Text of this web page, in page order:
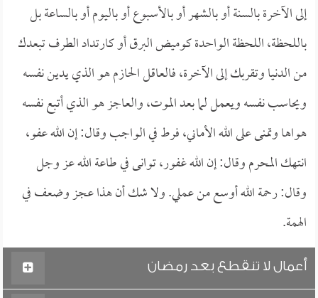
إلى الآخرة بالسنة أو بالشهر أو بالأسبوع أو باليوم أو بالساعة بل
باللحظة، اللحظة الواحدة كوميض البرق أو كارتداد الطرف تبعدك
من الدنيا وتقربك إلى الآخرة، فالعاقل الحازم هو الذي يدين نفسه
ويحاسب نفسه ويعمل لما بعد الموت، والعاجز هو الذي أتبع نفسه
هواها وتمنى على الله الأماني، فرط في الواجب وقال: إن الله عفو،
انتهك المحرم وقال: إن الله غفور، توانى في طاعة الله عز وجل
وقال: رحمة الله أوسع من عملي. ولا شك أن هذا عجز وضعف في
الهمة.
أعمال لا تنقطع بعد رمضان